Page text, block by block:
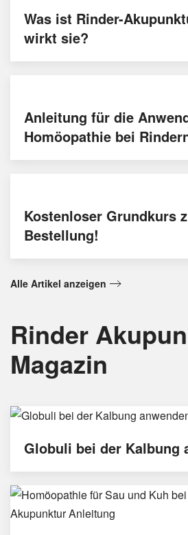
Was ist Rinder-
wirkt sie?
Anleitung für die
Homöopathie bei
Kostenloser Grundkurs
Bestellung!
Alle Artikel anzeigen
Rinder
Magazin
Globuli bei der Kalbung